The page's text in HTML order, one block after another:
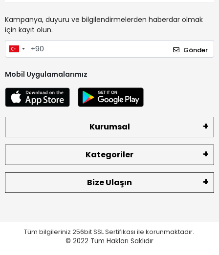
Kampanya, duyuru ve bilgilendirmelerden haberdar olmak
için kayıt olun.
Gönder
Mobil Uygulamalarımız
Kurumsal
Kategoriler
Bize Ulaşın
Tüm bilgileriniz 256bit SSL Sertifikası ile korunmaktadır.
© 2022 Tüm Hakları Saklıdır